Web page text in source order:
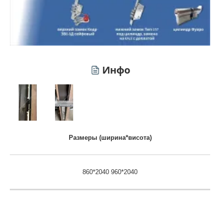
Инфо
Размеры (ширина*висота)
860*2040 960*2040